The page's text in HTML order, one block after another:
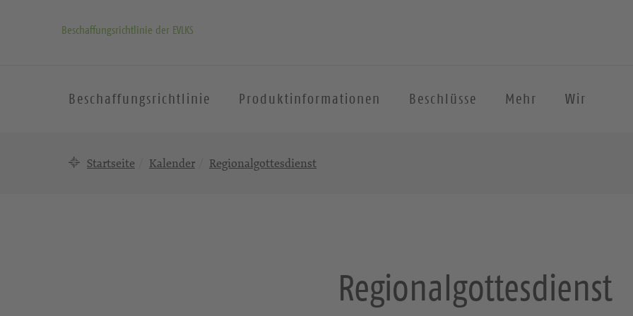
Beschaffungsrichtlinie der EVLKS
Beschaffungsrichtlinie Produktinformationen Beschlüsse Mehr Wir
Startseite Kalender Regionalgottesdienst
Regionalgottesdienst